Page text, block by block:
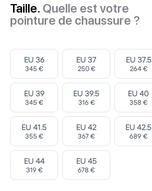
Taille. Quelle est votre
pointure de chaussure ?
Select ‎
EU 36
345 €
Select ‎
EU 37
250 €
Select ‎
EU 37.5
264 €
Select ‎
EU 39
345 €
Select ‎
EU 39.5
316 €
Select ‎
EU 40
358 €
Select ‎
EU 41.5
355 €
Select ‎
EU 42
367 €
Select ‎
EU 42.5
689 €
Select ‎
EU 44
319 €
Select ‎
EU 45
678 €